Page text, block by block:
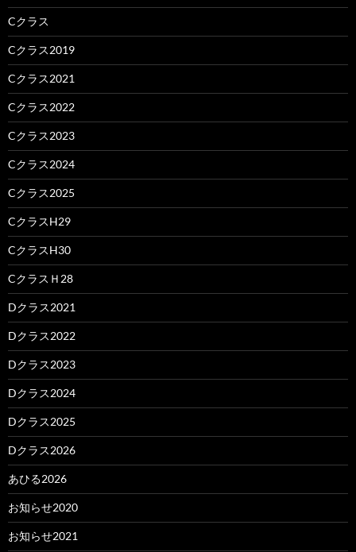
Cクラス
Cクラス2019
Cクラス2021
Cクラス2022
Cクラス2023
Cクラス2024
Cクラス2025
CクラスH29
CクラスH30
CクラスＨ28
Dクラス2021
Dクラス2022
Dクラス2023
Dクラス2024
Dクラス2025
Dクラス2026
あひる2026
お知らせ2020
お知らせ2021